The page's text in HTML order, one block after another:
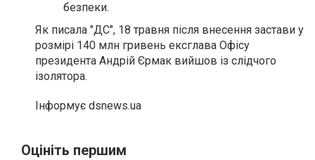
безпеки.
Як писала "ДС", 18 травня після внесення застави у
розмірі 140 млн гривень ексглава Офісу
президента Андрій Єрмак вийшов із слідчого
ізолятора.
Інформує dsnews.ua
Оцініть першим